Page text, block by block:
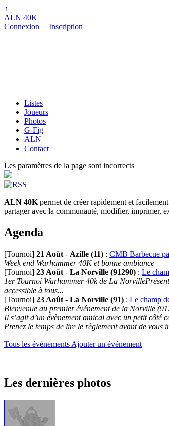
↑
ALN 40K
Connexion | Inscription
Listes
Joueurs
Photos
G-Fig
ALN
Contact
Les paramètres de la page sont incorrects
ALN 40K permet de créer rapidement et
partager avec la communauté, modifier, imprimer,
Agenda
[Tournoi] 21 Août - Azille (11) : CMB Barbecue
Week end Warhammer 40K et bonne ambiance
[Tournoi] 23 Août - La Norville (91290) : Le
1er Tournoi Warhammer 40k de La
accessible à tous...
[Tournoi] 23 Août - La Norville (91) : Le champ
Bienvenue au premier événement de la Norville
Il s’agit d’un évènement amical avec un petit côté
Prenez le temps de lire le règlement avant de
Tous les événements Ajouter un événement
Les dernières photos